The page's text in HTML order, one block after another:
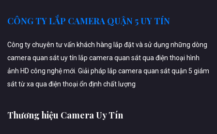
CÔNG TY LẮP CAMERA QUẬN 5 UY TÍN
Công ty chuyên tư vấn khách hàng lắp đặt và sử dụng những dòng
camera quan sát uy tín lắp camera quan sát qua điện thoại hình
ảnh HD công nghệ mới. Giải pháp lắp camera quan sát quận 5 giám
sát từ xa qua điện thoại ổn định chất lượng
Thương hiệu Camera Uy Tín